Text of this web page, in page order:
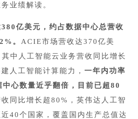
业绩解读。
亿美元，约占数据中心总营收
。 ACIE市场营收达370亿美
中人工智能云业务营收同比增长
人工智能计算能力， 一年内功率
心数量近乎翻倍，目前已超80
同比增长超80%，英伟达人工智
40个国家，覆盖国内生产总值达